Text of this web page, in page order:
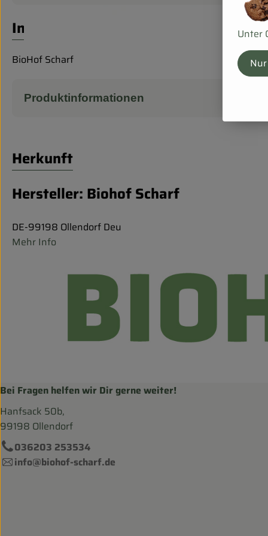
Info
BioHof Scharf
Produktinformationen
Herkunft
Hersteller: Biohof Scharf
DE-99198 Ollendorf Deu
Mehr Info
Bei Fragen helfen wir Dir gerne weiter!
Hanfsack 50b,
99198 Ollendorf
036203 253534
info@biohof-scharf.de
Unter